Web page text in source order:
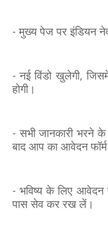
- मुख्य पेज पर इंडियन
- नई विंडो खुलेगी,
होगी।
- सभी जानकारी भरने
बाद आप का आवेदन फॉर्म
- भविष्य के लिए आवेदन
पास सेव कर रख लें।